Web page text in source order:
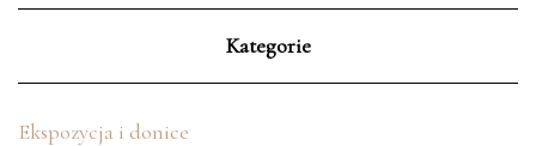
Kategorie
Ekspozycja i donice